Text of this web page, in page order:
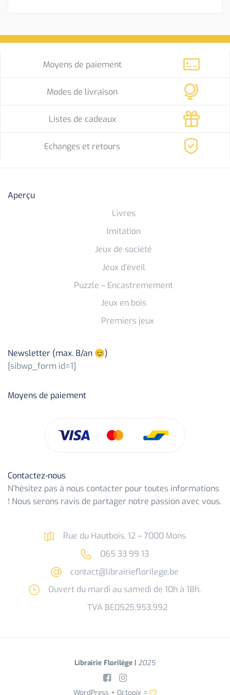
Moyens de paiement
Modes de livraison
Listes de cadeaux
Echanges et retours
Aperçu
Livres
Imitation
Jeux de société
Jeux d’éveil
Puzzle – Encastremement
Jeux en bois
Premiers jeux
Newsletter (max. 8/an 😊)
[sibwp_form id=1]
Moyens de paiement
Contactez-nous
N’hésitez pas à nous contacter pour toutes informations
! Nous serons ravis de partager notre passion avec vous.
Rue du Hautbois, 12 – 7000 Mons
065 33 99 13
contact@librairieflorilege.be
Ouvert du mardi au samedi de 10h à 18h.
TVA BE0525.953.992
Librairie Florilège | 2025
WordPress + Octopix=